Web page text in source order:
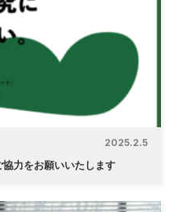
2025.2.5
力をお願いいたします